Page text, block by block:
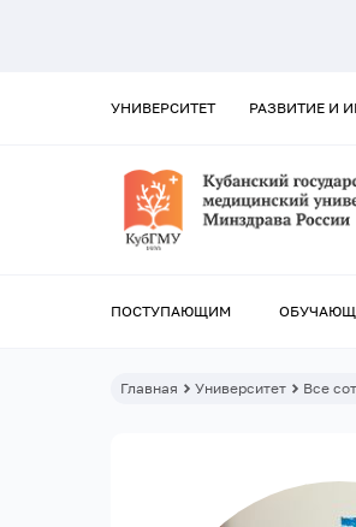
УНИВЕРСИТЕТ РАЗВИТИЕ И
ПОСТУПАЮЩИМ
Главная Университет Все